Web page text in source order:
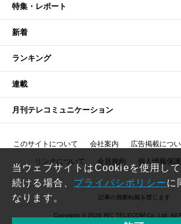
特集・レポート
新着
ランキング
連載
月刊テレコミュニケーション
このサイトについて 会社案内 広告掲載につ
リンクについて 会員規約 個人情報保
記事の無断転載を禁じます
Copyright © 2026 RIC TELECOM Co.,Ltd. All
当ウェブサイトはCookieを使用し
続ける場合、 プライバシポリシーに
なります。